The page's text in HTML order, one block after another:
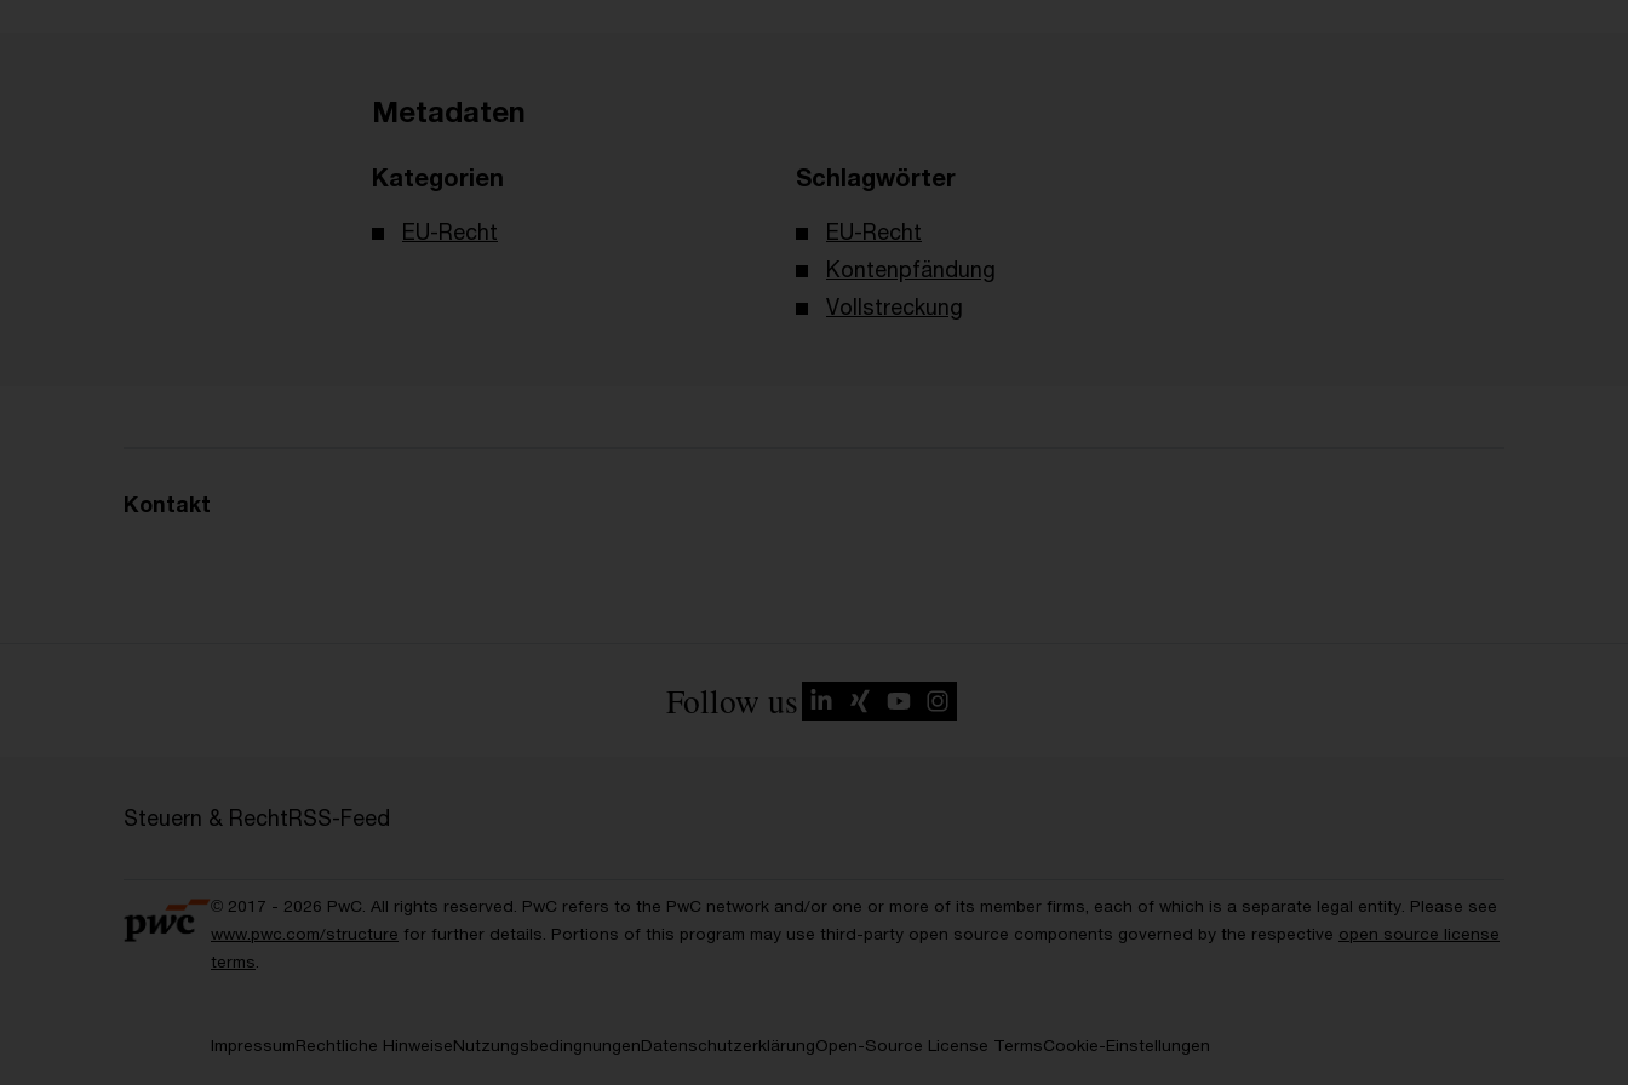
Metadaten
Kategorien
EU-Recht
Schlagwörter
EU-Recht
Kontenpfändung
Vollstreckung
Kontakt
Follow us
Steuern & RechtRSS-Feed
© 2017 - 2026 PwC. All rights reserved. PwC refers to the PwC network and/or one or more of its member firms, each of which is a separate legal entity. Please see
www.pwc.com/structure for further details. Portions of this program may use third-party open source components governed by the respective open source license
terms.
ImpressumRechtliche HinweiseNutzungsbedingnungenDatenschutzerklärungOpen-Source License TermsCookie-Einstellungen